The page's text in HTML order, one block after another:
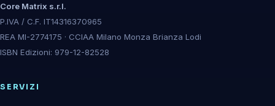
Core Matrix s.r.l.
P.IVA / C.F. IT14316370965
REA MI-2774175 · CCIAA Milano Monza Brianza Lodi
ISBN Edizioni: 979-12-82528
SERVIZI